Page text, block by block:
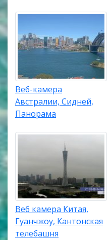
Веб-камера
Австралии, Сидней,
Панорама
Веб камера Китая,
Гуанчжоу, Кантонская
телебашня